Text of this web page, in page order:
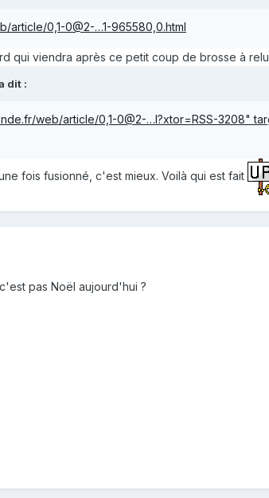
article/0,1-0@2-…1-965580,0.html
qui viendra après ce petit coup de brosse à
dit :
web/article/0,1-0@2-…l?xtor=RSS-3208"
fois fusionné, c'est mieux. Voilà qui est fait
pas Noël aujourd'hui ?